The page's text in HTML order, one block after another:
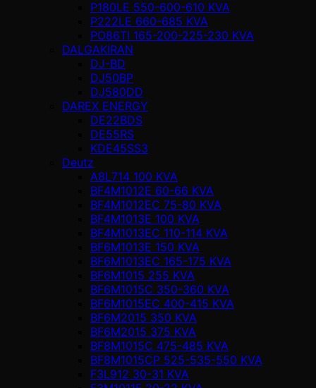
P180LE 550-600-610 KVA
P222LE 660-685 KVA
PO86TI 165-200-225-230 KVA
DALGAKIRAN
DJ-BD
DJ50BP
DJ580DD
DAREX ENERGY
DE22BDS
DE55RS
KDE45SS3
Deutz
A8L714 100 KVA
BF4M1012E 60-66 KVA
BF4M1012EC 75-80 KVA
BF4M1013E 100 KVA
BF4M1013EC 110-114 KVA
BF6M1013E 150 KVA
BF6M1013EC 165-175 KVA
BF6M1015 255 KVA
BF6M1015C 350-360 KVA
BF6M1015EC 400-415 KVA
BF6M2015 350 KVA
BF6M2015 375 KVA
BF8M1015C 475-485 KVA
BF8M1015CP 525-535-550 KVA
F3L912 30-31 KVA